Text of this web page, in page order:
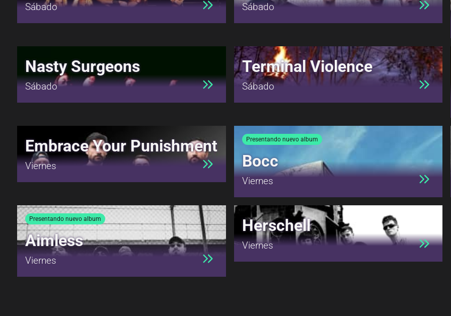
Sábado Sábado
Nasty Surgeons
Sábado
Terminal Violence
Sábado
Embrace Your Punishment
Viernes
Presentando nuevo album
Bocc
Viernes
Presentando nuevo album
Aimless
Viernes
Herschell
Viernes